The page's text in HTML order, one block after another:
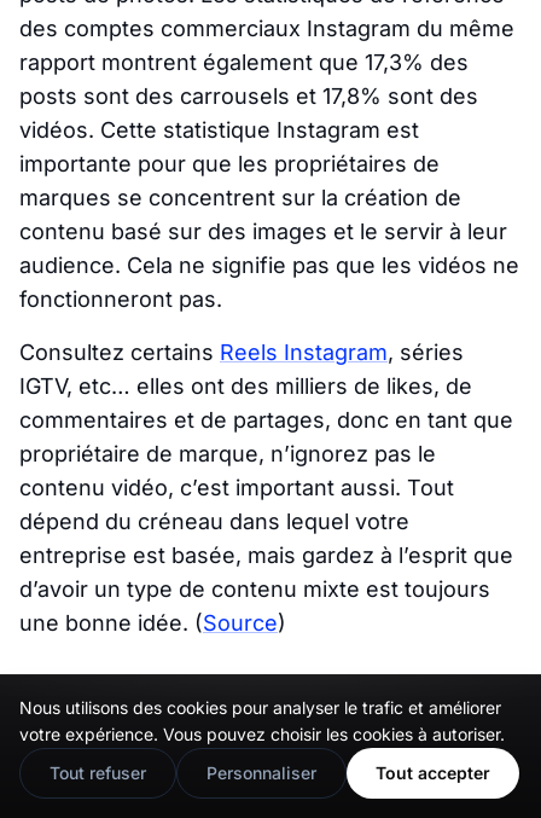
des comptes commerciaux Instagram du même
rapport montrent également que 17,3% des
posts sont des carrousels et 17,8% sont des
vidéos. Cette statistique Instagram est
importante pour que les propriétaires de
marques se concentrent sur la création de
contenu basé sur des images et le servir à leur
audience. Cela ne signifie pas que les vidéos ne
fonctionneront pas.
Consultez certains Reels Instagram, séries
IGTV, etc… elles ont des milliers de likes, de
commentaires et de partages, donc en tant que
propriétaire de marque, n’ignorez pas le
contenu vidéo, c’est important aussi. Tout
dépend du créneau dans lequel votre
entreprise est basée, mais gardez à l’esprit que
d’avoir un type de contenu mixte est toujours
une bonne idée. (Source)
Les histoires Instagram sont
préférées par 42% des
utilisateurs Instagram.
Nous utilisons des cookies pour analyser le trafic et améliorer
votre expérience. Vous pouvez choisir les cookies à autoriser.
Tout refuser
Personnaliser Tout accepter
🇬🇧Would you prefer this site in English?
View in English